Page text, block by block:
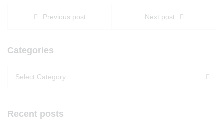
Previous post Next post
Categories
Select Category
Recent posts